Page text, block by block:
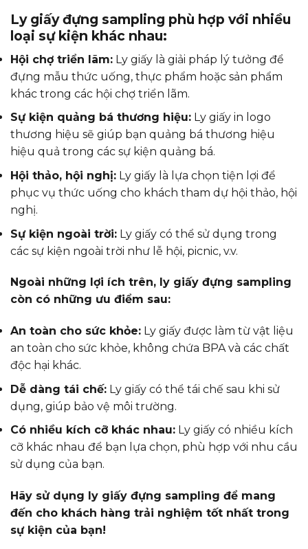
Ly giấy đựng sampling phù hợp với nhiều
loại sự kiện khác nhau:
Hội chợ triển lãm: Ly giấy là giải pháp lý tưởng để
đựng mẫu thức uống, thực phẩm hoặc sản phẩm
khác trong các hội chợ triển lãm.
Sự kiện quảng bá thương hiệu: Ly giấy in logo
thương hiệu sẽ giúp bạn quảng bá thương hiệu
hiệu quả trong các sự kiện quảng bá.
Hội thảo, hội nghị: Ly giấy là lựa chọn tiện lợi để
phục vụ thức uống cho khách tham dự hội thảo, hội
nghị.
Sự kiện ngoài trời: Ly giấy có thể sử dụng trong
các sự kiện ngoài trời như lễ hội, picnic, v.v.
Ngoài những lợi ích trên, ly giấy đựng sampling
còn có những ưu điểm sau:
An toàn cho sức khỏe: Ly giấy được làm từ vật liệu
an toàn cho sức khỏe, không chứa BPA và các chất
độc hại khác.
Dễ dàng tái chế: Ly giấy có thể tái chế sau khi sử
dụng, giúp bảo vệ môi trường.
Có nhiều kích cỡ khác nhau: Ly giấy có nhiều kích
cỡ khác nhau để bạn lựa chọn, phù hợp với nhu cầu
sử dụng của bạn.
Hãy sử dụng ly giấy đựng sampling để mang
đến cho khách hàng trải nghiệm tốt nhất trong
sự kiện của bạn!